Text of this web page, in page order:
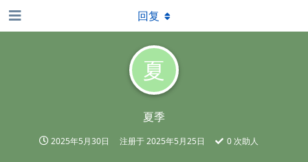
夏
夏季
2025年5月30日 注册于2025年5月25日 0 次助人
回复